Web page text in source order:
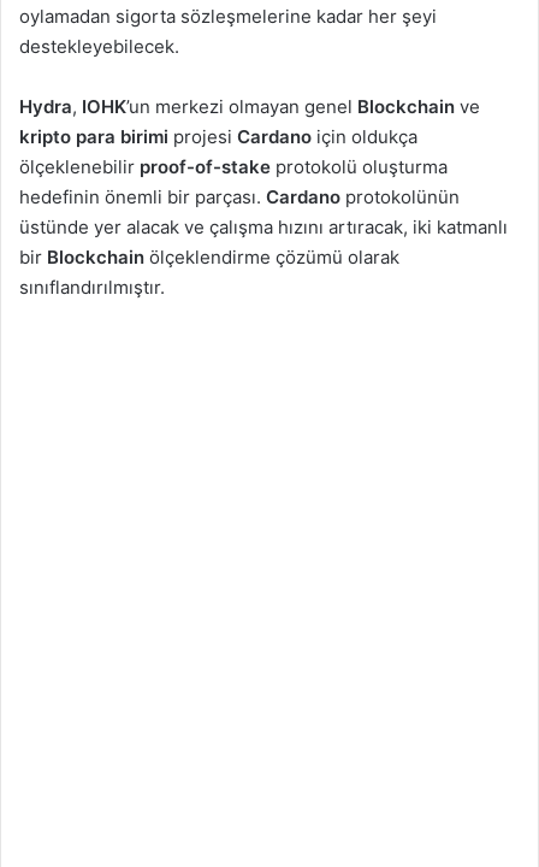
oylamadan sigorta sözleşmelerine kadar her şeyi
destekleyebilecek.
Hydra, IOHK’un merkezi olmayan genel Blockchain ve
kripto para birimi projesi Cardano için oldukça
ölçeklenebilir proof-of-stake protokolü oluşturma
hedefinin önemli bir parçası. Cardano protokolünün
üstünde yer alacak ve çalışma hızını artıracak, iki katmanlı
bir Blockchain ölçeklendirme çözümü olarak
sınıflandırılmıştır.